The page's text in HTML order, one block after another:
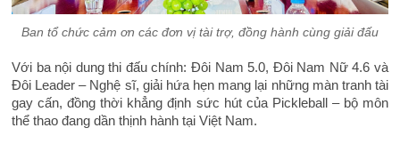
Ban tổ chức cảm ơn các đơn vị tài trợ, đồng hành cùng giải đấu
Với ba nội dung thi đấu chính: Đôi Nam 5.0, Đôi Nam Nữ 4.6 và
Đôi Leader – Nghệ sĩ, giải hứa hẹn mang lại những màn tranh tài
gay cấn, đồng thời khẳng định sức hút của Pickleball – bộ môn
thể thao đang dần thịnh hành tại Việt Nam.